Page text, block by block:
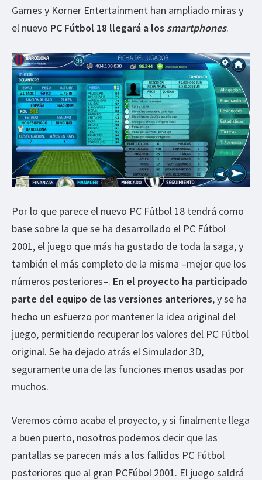
Games y Korner Entertainment han ampliado miras y
el nuevo PC Fútbol 18 llegará a los smartphones.
Por lo que parece el nuevo PC Fútbol 18 tendrá como
base sobre la que se ha desarrollado el PC Fútbol
2001, el juego que más ha gustado de toda la saga, y
también el más completo de la misma –mejor que los
números posteriores–. En el proyecto ha participado
parte del equipo de las versiones anteriores, y se ha
hecho un esfuerzo por mantener la idea original del
juego, permitiendo recuperar los valores del PC Fútbol
original. Se ha dejado atrás el Simulador 3D,
seguramente una de las funciones menos usadas por
muchos.
Veremos cómo acaba el proyecto, y si finalmente llega
a buen puerto, nosotros podemos decir que las
pantallas se parecen más a los fallidos PC Fútbol
posteriores que al gran PCFúbol 2001. El juego saldrá